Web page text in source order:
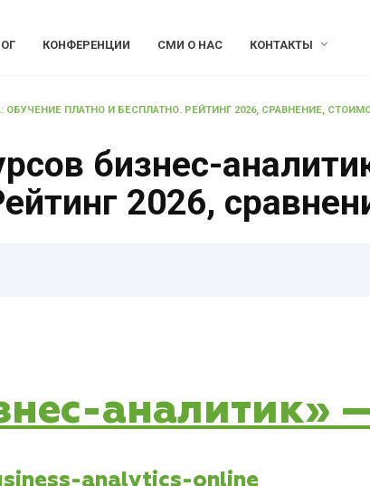
КОНФЕРЕНЦИИ СМИ О НАС КОНТАКТЫ
ПЛАТНО И БЕСПЛАТНО. РЕЙТИНГ 2026, СРАВНЕНИЕ,
бизнес-
2026,
аналитик»
analytics-online